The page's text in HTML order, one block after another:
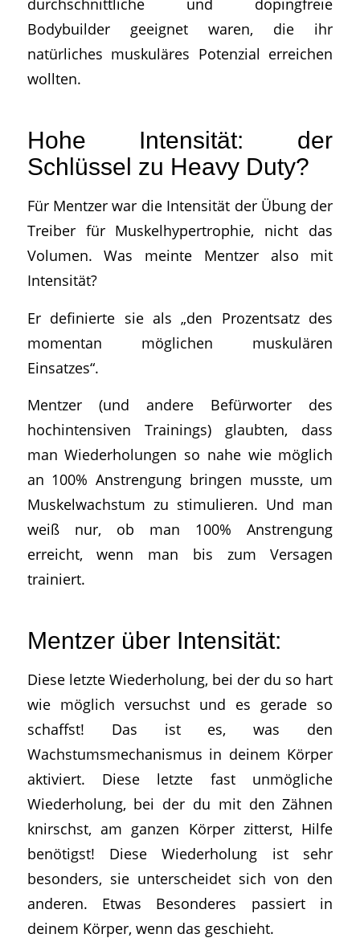
Bodybuilder geeignet waren, die ihr
natürliches muskuläres Potenzial erreichen
wollten.
Hohe Intensität: der
Schlüssel zu Heavy Duty?
Für Mentzer war die Intensität der Übung der
Treiber für Muskelhypertrophie, nicht das
Volumen. Was meinte Mentzer also mit
Intensität?
Er definierte sie als „den Prozentsatz des
momentan möglichen muskulären
Einsatzes“.
Mentzer (und andere Befürworter des
hochintensiven Trainings) glaubten, dass
man Wiederholungen so nahe wie möglich
an 100% Anstrengung bringen musste, um
Muskelwachstum zu stimulieren. Und man
weiß nur, ob man 100% Anstrengung
erreicht, wenn man bis zum Versagen
trainiert.
Mentzer über Intensität:
Diese letzte Wiederholung, bei der du so hart
wie möglich versuchst und es gerade so
schaffst! Das ist es, was den
Wachstumsmechanismus in deinem Körper
aktiviert. Diese letzte fast unmögliche
Wiederholung, bei der du mit den Zähnen
knirschst, am ganzen Körper zitterst, Hilfe
benötigst! Diese Wiederholung ist sehr
besonders, sie unterscheidet sich von den
anderen. Etwas Besonderes passiert in
deinem Körper, wenn das geschieht.